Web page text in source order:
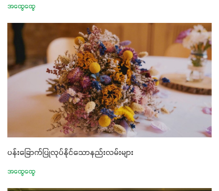
အထွေထွေ
ပန်းခြောက်ပြုလုပ်နိုင်သောနည်းလမ်းများ
အထွေထွေ